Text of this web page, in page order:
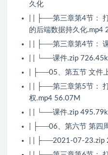
久化
| | ├──第三章第4节：
的后端数据持久化.mp4
| | ├──第三章第4节：
| | └──课件.zip
| ├──05、第五节 文件
| | ├──第三章第5节：
权.mp4 56.07M
| | └──课件.zip
| ├──06、第六节 第四
| | ├──2021-07-23.zip